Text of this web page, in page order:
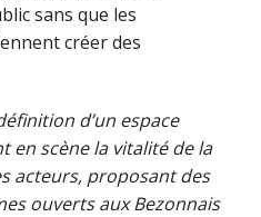
sans que les
créer des
d’un espace
en scène la vitalité de la
acteurs, proposant des
ouverts aux Bezonnais